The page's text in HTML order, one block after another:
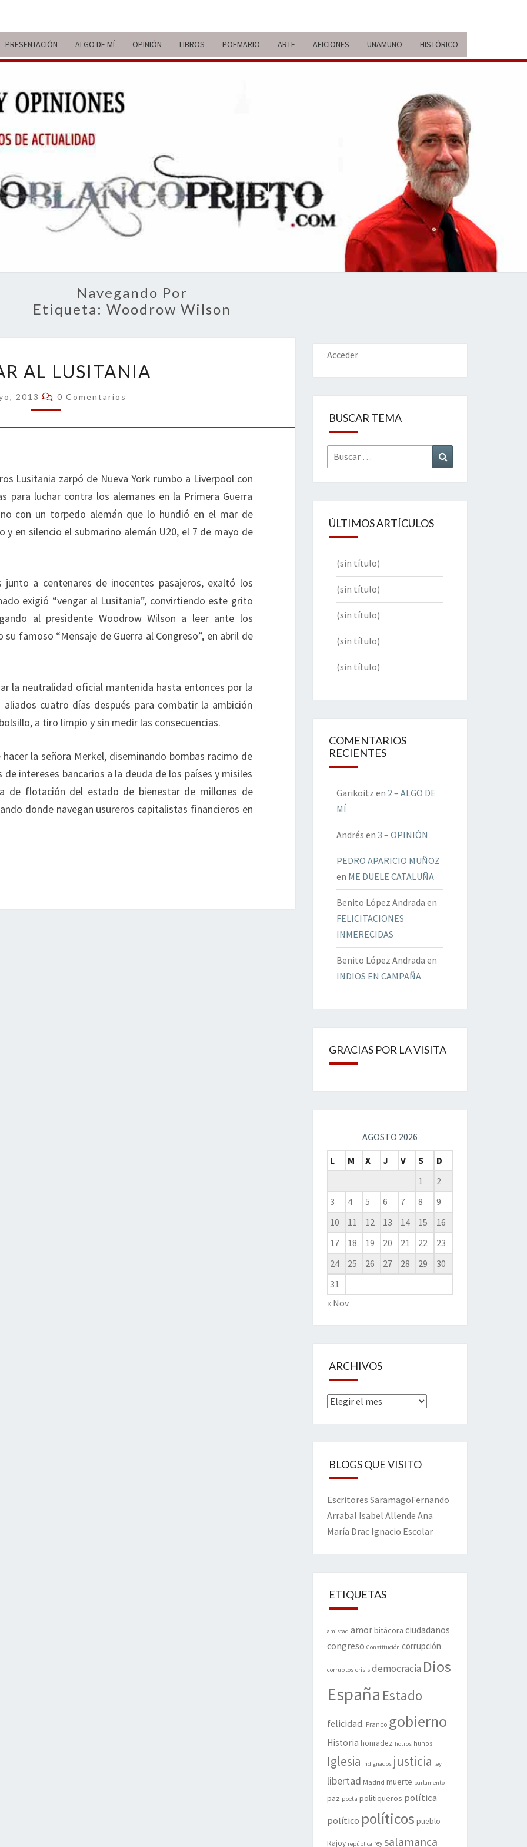
PRESENTACIÓN ALGO DE MÍ OPINIÓN LIBROS POEMARIO ARTE AFICIONES UNAMUNO HISTÓRICO
ITINERARIO
DE VIDA Y
OPINIONES
BREVE
RECORRIDO
VITAL Y
COMENTARIOS
ACTUALIDAD
Navegando Por
Etiqueta: Woodrow Wilson
AL
LUSITANIA
AL LUSITANIA
2013 Comentarios
0 Comentarios
Lusitania zarpó de Nueva York rumbo a Liverpool con
para luchar contra los alemanes en la Primera Guerra
con un torpedo alemán que lo hundió en el mar de
y en silencio el submarino alemán U20, el 7 de mayo de
a centenares de inocentes pasajeros, exaltó los
exigió “vengar al Lusitania”, convirtiendo este grito
al presidente Woodrow Wilson a leer ante los
famoso “Mensaje de Guerra al Congreso”, en abril de
la neutralidad oficial mantenida hasta entonces por la
cuatro días después para combatir la ambición
a tiro limpio y sin medir las consecuencias.
la señora Merkel, diseminando bombas racimo de
intereses bancarios a la deuda de los países y misiles
de flotación del estado de bienestar de millones de
donde navegan usureros capitalistas financieros en
Acceder
BUSCAR TEMA
Buscar
por:
ÚLTIMOS ARTÍCULOS
(sin título)
(sin título)
(sin título)
(sin título)
(sin título)
COMENTARIOS
RECIENTES
Garikoitz en 2 – ALGO DE
MÍ
Andrés en 3 – OPINIÓN
PEDRO APARICIO MUÑOZ
en ME DUELE CATALUÑA
Benito López Andrada en
FELICITACIONES
INMERECIDAS
Benito López Andrada en
INDIOS EN CAMPAÑA
GRACIAS POR LA VISITA
AGOSTO 2026
L
M X J V S
D
1
2
3
4 5 6 7 8
9
10
11 12 13 14 15
16
17
18 19 20 21 22
23
24
25 26 27 28 29
30
31
« Nov
ARCHIVOS
Archivos
BLOGS QUE VISITO
Escritores SaramagoFernando
Arrabal Isabel Allende Ana
María Drac Ignacio Escolar
ETIQUETAS
amistad amorbitácora ciudadanos
congreso Constitución corrupción
corruptos crisis democracia Dios
España Estado
felicidad. Franco gobierno
Historia honradez hotros hunos
Iglesia indignados justicia ley
libertad Madrid muerte parlamento
paz poeta politiqueros política
político políticos pueblo
Rajoy república rey salamanca